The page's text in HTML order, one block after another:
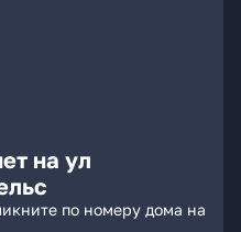
на ул
по номеру дома на